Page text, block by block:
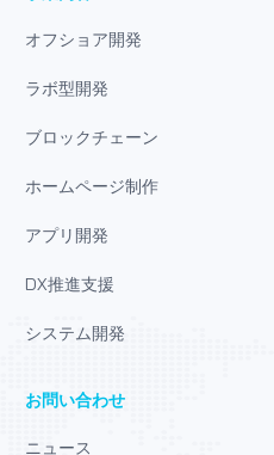
オフショア開発
ラボ型開発
ブロックチェーン
ホームページ制作
アプリ開発
DX推進支援
システム開発
お問い合わせ
ニュース